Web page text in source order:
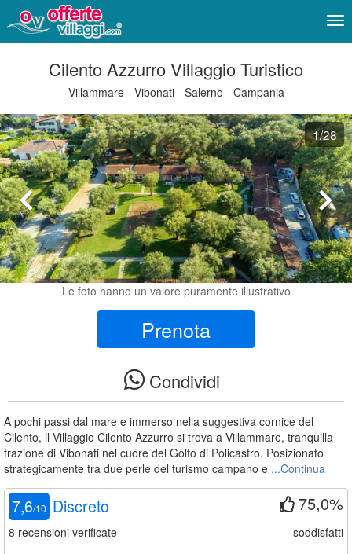
Cilento Azzurro Villaggio Turistico
Villammare - Vibonati - Salerno - Campania
1/28
Le foto hanno un valore puramente illustrativo
Prenota
Condividi
A pochi passi dal mare e immerso nella suggestiva cornice del
Cilento, il Villaggio Cilento Azzurro si trova a Villammare, tranquilla
frazione di Vibonati nel cuore del Golfo di Policastro. Posizionato
strategicamente tra due perle del turismo campano e ...Continua
7,6/10 Discreto
8 recensioni verificate
75,0%
soddisfatti